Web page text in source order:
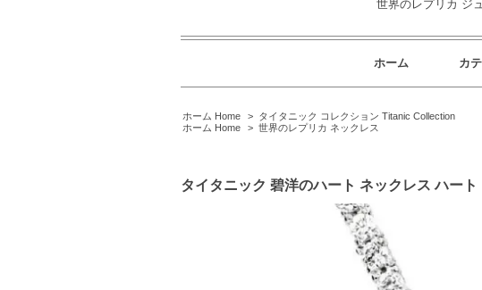
世界のレプリカ ジ
ホーム カ
ホーム Home > タイタニック コレクション Titanic Collection
ホーム Home
> 世界のレプリカ ネックレス
タイタニック 碧洋のハート ネックレス ハー